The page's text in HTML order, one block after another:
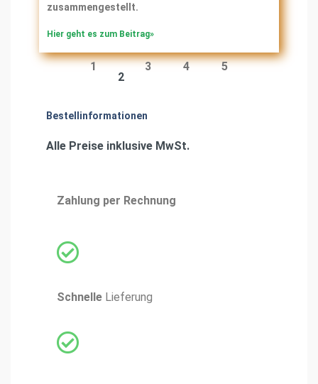
zusammengestellt.
Hier geht es zum Beitrag»
1
2
3 4 5
Bestellinformationen
Alle Preise inklusive MwSt.
Zahlung per Rechnung
Schnelle Lieferung